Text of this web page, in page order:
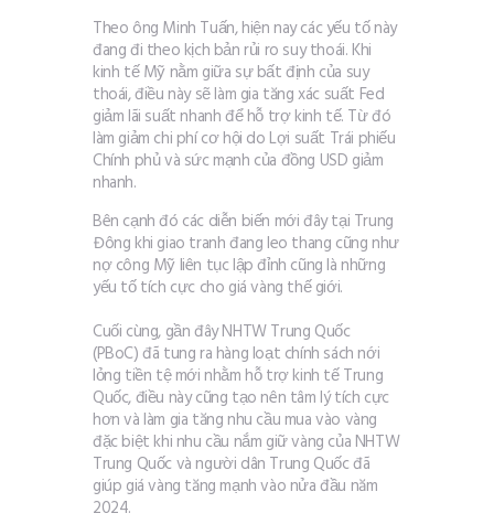
Theo ông Minh Tuấn, hiện nay các yếu tố này
đang đi theo kịch bản rủi ro suy thoái. Khi
kinh tế Mỹ nằm giữa sự bất định của suy
thoái, điều này sẽ làm gia tăng xác suất Fed
giảm lãi suất nhanh để hỗ trợ kinh tế. Từ đó
làm giảm chi phí cơ hội do Lợi suất Trái phiếu
Chính phủ và sức mạnh của đồng USD giảm
nhanh.
Bên cạnh đó các diễn biến mới đây tại Trung
Đông khi giao tranh đang leo thang cũng như
nợ công Mỹ liên tục lập đỉnh cũng là những
yếu tố tích cực cho giá vàng thế giới.
Cuối cùng, gần đây NHTW Trung Quốc
(PBoC) đã tung ra hàng loạt chính sách nới
lỏng tiền tệ mới nhằm hỗ trợ kinh tế Trung
Quốc, điều này cũng tạo nên tâm lý tích cực
hơn và làm gia tăng nhu cầu mua vào vàng
đặc biệt khi nhu cầu nắm giữ vàng của NHTW
Trung Quốc và người dân Trung Quốc đã
giúp giá vàng tăng mạnh vào nửa đầu năm
2024.